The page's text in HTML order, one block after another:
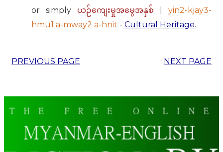
or simply
ယဉ်ကျေးမှုအမွေအနှစ်
yin2-kjay3-
hmu1 a-mway2 a-hnit - Cultural Heritage.
PREVIOUS PAGE NEXT PAGE